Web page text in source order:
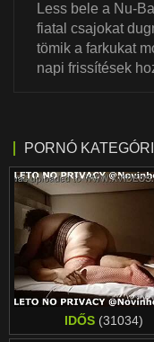
Less bele a Nu-
fiatal csajokat
tömik a farkukat
napi frissítések
PORNÓ
IDŐS (31034)